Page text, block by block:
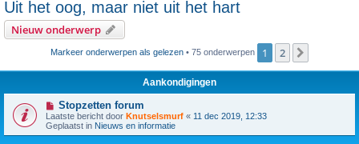
Uit het oog, maar niet uit het hart
Nieuw onderwerp
Markeer onderwerpen als gelezen • 75 onderwerpen 1 2
Aankondigingen
Stopzetten forum
Laatste bericht door Knutselsmurf « 11 dec 2019, 12:33
Geplaatst in Nieuws en informatie